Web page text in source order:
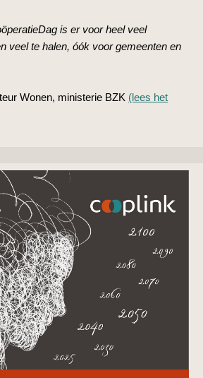
is er voor heel veel
veel te halen, óók voor gemeenten en
Wonen, ministerie BZK (lees het